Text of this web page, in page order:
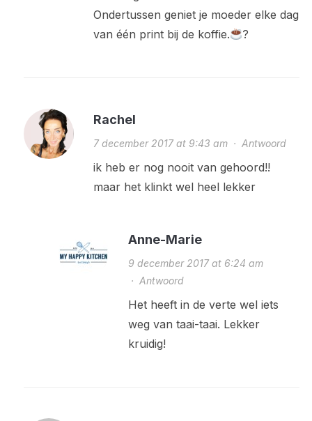
Ondertussen geniet je moeder elke dag
van één print bij de koffie.
?
Rachel
7 december 2017 at 9:43 am· Antwoord
ik heb er nog nooit van gehoord!!
maar het klinkt wel heel lekker
Anne-Marie
9 december 2017 at 6:24 am
· Antwoord
Het heeft in de verte wel iets
weg van taai-taai. Lekker
kruidig!